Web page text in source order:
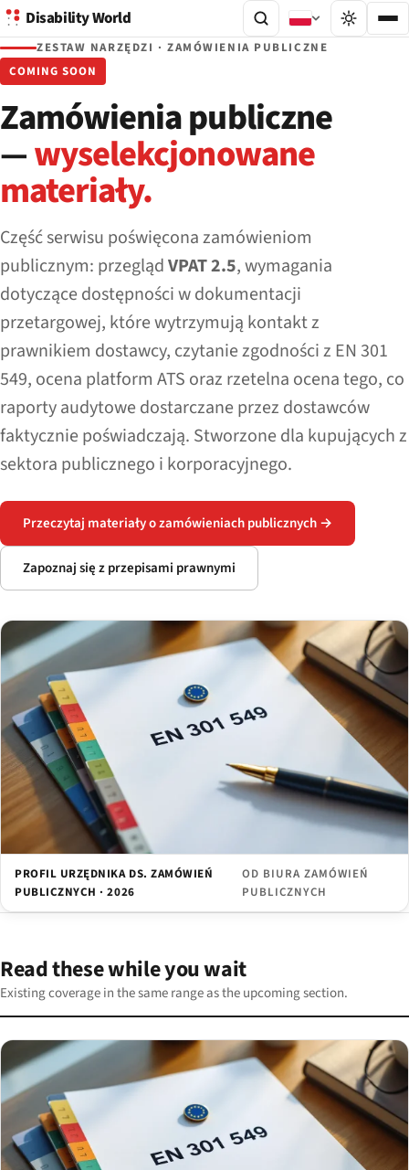
Disability World
ZESTAW NARZĘDZI · ZAMÓWIENIA PUBLICZNE
COMING SOON
Zamówienia publiczne
—wyselekcjonowane
materiały.
Część serwisu poświęcona zamówieniom
publicznym: przeglądVPAT 2.5, wymagania
dotyczące dostępności w dokumentacji
przetargowej, które wytrzymują kontakt z
prawnikiem dostawcy, czytanie zgodności z EN 301
549, ocena platform ATS oraz rzetelna ocena tego, co
raporty audytowe dostarczane przez dostawców
faktycznie poświadczają. Stworzone dla kupujących z
sektora publicznego i korporacyjnego.
Przeczytaj materiały o zamówieniach publicznych →
Zapoznaj się z przepisami prawnymi
PROFIL URZĘDNIKA DS. ZAMÓWIEŃ
PUBLICZNYCH · 2026
OD BIURA ZAMÓWIEŃ
PUBLICZNYCH
Read these while you wait
Existing coverage in the same range as the upcoming section.